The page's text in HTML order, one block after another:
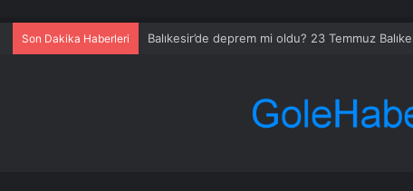
Son Dakika Haberleri Karabük’te Sağanak Hayatı Olumsuz Etkiledi